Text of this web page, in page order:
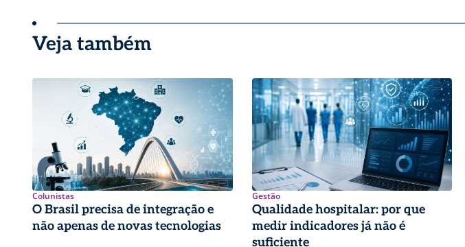
Veja também
Colunistas
O Brasil precisa de integração e
não apenas de novas tecnologias
Gestão
Qualidade hospitalar: por que
medir indicadores já não é
suficiente